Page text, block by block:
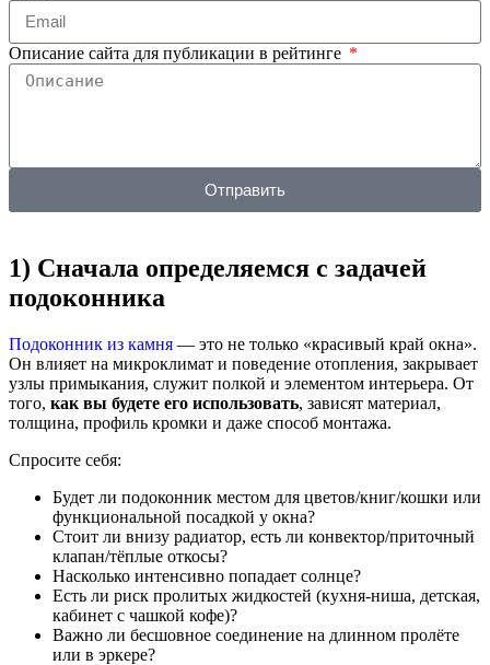
Описание сайта для публикации в рейтинге
Отправить
1) Сначала определяемся с задачей
подоконника
Подоконник из камня — это не только «красивый край окна».
Он влияет на микроклимат и поведение отопления, закрывает
узлы примыкания, служит полкой и элементом интерьера. От
того, как вы будете его использовать, зависят материал,
толщина, профиль кромки и даже способ монтажа.
Спросите себя:
Будет ли подоконник местом для цветов/книг/кошки или
функциональной посадкой у окна?
Стоит ли внизу радиатор, есть ли конвектор/приточный
клапан/тёплые откосы?
Насколько интенсивно попадает солнце?
Есть ли риск пролитых жидкостей (кухня-ниша, детская,
кабинет с чашкой кофе)?
Важно ли бесшовное соединение на длинном пролёте
или в эркере?